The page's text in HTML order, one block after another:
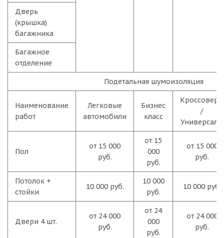
Дверь
(крышка)
багажника
Багажное
отделение
Подетальная шумоизоляция
Наименование
работ
Легковые
автомобили
Бизнес
класс
Кроссоверы
/
Универсалы
Пол
от 15 000
руб.
от 15
000
руб.
от 15 000
руб.
Потолок +
стойки
10 000 руб.
10 000
руб.
10 000 руб.
Двери 4 шт.
от 24 000
руб.
от 24
000
руб.
от 24 000
руб.